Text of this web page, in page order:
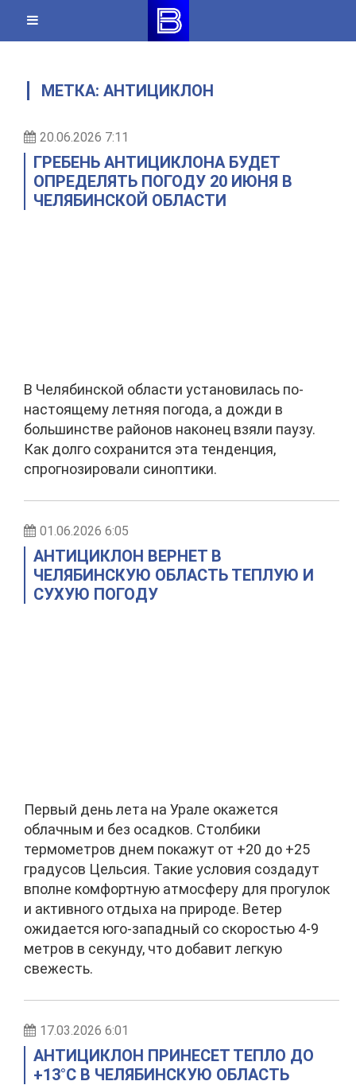
content
МЕТКА:АНТИЦИКЛОН
20.06.2026 7:11
ГРЕБЕНЬ АНТИЦИКЛОНА БУДЕТ
ОПРЕДЕЛЯТЬ ПОГОДУ 20 ИЮНЯ В
ЧЕЛЯБИНСКОЙ ОБЛАСТИ
В Челябинской области установилась по-
настоящему летняя погода, а дожди в
большинстве районов наконец взяли паузу.
Как долго сохранится эта тенденция,
спрогнозировали синоптики.
01.06.2026 6:05
АНТИЦИКЛОН ВЕРНЕТ В
ЧЕЛЯБИНСКУЮ ОБЛАСТЬ ТЕПЛУЮ И
СУХУЮ ПОГОДУ
Первый день лета на Урале окажется
облачным и без осадков. Столбики
термометров днем покажут от +20 до +25
градусов Цельсия. Такие условия создадут
вполне комфортную атмосферу для прогулок
и активного отдыха на природе. Ветер
ожидается юго-западный со скоростью 4-9
метров в секунду, что добавит легкую
свежесть.
17.03.2026 6:01
АНТИЦИКЛОН ПРИНЕСЕТ ТЕПЛО ДО
+13°C В ЧЕЛЯБИНСКУЮ ОБЛАСТЬ